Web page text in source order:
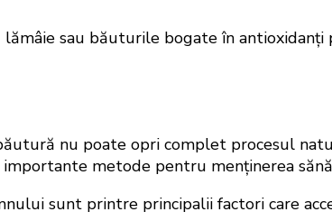
lămâie sau băuturile bogate în
nu poate opri complet procesul
metode pentru menținerea
sunt printre principalii factori care